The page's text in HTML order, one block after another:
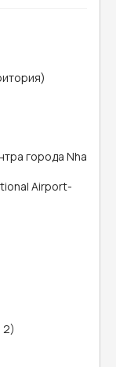
города Nha
Airport-
2)